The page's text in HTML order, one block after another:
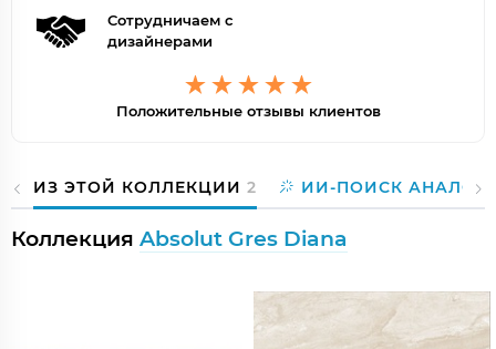
Сотрудничаем с
дизайнерами
Положительные отзывы клиентов
ИЗ ЭТОЙ КОЛЛЕКЦИИ 2 ИИ-ПОИСК
Коллекция Absolut Gres Diana